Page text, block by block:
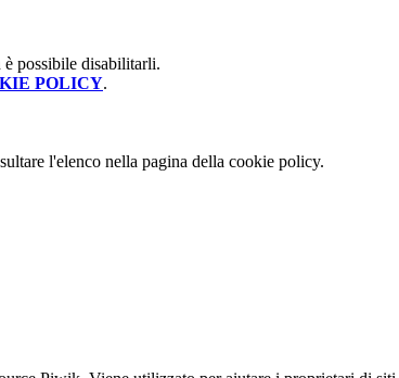
possibile disabilitarli.
POLICY.
l'elenco nella pagina della cookie policy.